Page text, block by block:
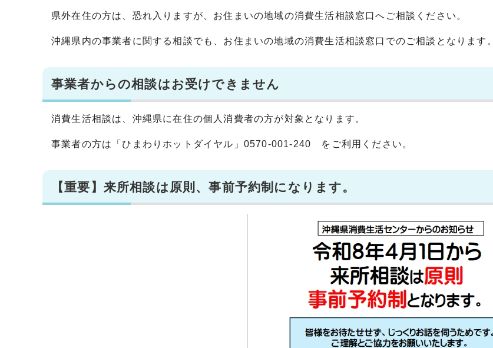
県外在住の方は、恐れ入りますが、お住まいの地域の消費生活相談窓口へご相談ください。
沖縄県内の事業者に関する相談でも、お住まいの地域の消費生活相談窓口でのご相談となります。
事業者からの相談はお受けできません
消費生活相談は、沖縄県に在住の個人消費者の方が対象となります。
事業者の方は「ひまわりホットダイヤル」0570-001-240 をご利用ください。
【重要】来所相談は原則、事前予約制になります。